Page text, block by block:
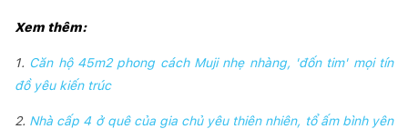
Xem thêm:
1. Căn hộ 45m2 phong cách Muji nhẹ nhàng, 'đốn tim' mọi tín
đồ yêu kiến trúc
2. Nhà cấp 4 ở quê của gia chủ yêu thiên nhiên, tổ ấm bình yên